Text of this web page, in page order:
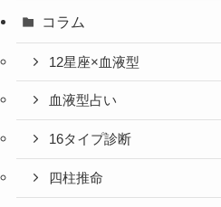
コラム
12星座×血液型
血液型占い
16タイプ診断
四柱推命